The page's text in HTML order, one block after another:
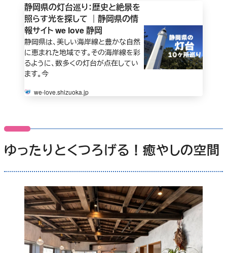
静岡県の灯台巡り：歴史と絶景を
照らす光を探して ｜静岡県の情
報サイト we love 静岡
静岡県は、美しい海岸線と豊かな自然
に恵まれた地域です。その海岸線を彩
るように、数多くの灯台が点在してい
ます。今
we-love.shizuoka.jp
ゆったりとくつろげる！癒やしの空間